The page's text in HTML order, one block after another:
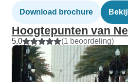
Download brochure
Hoogtepunten van
5,0 (1 beoordeling)